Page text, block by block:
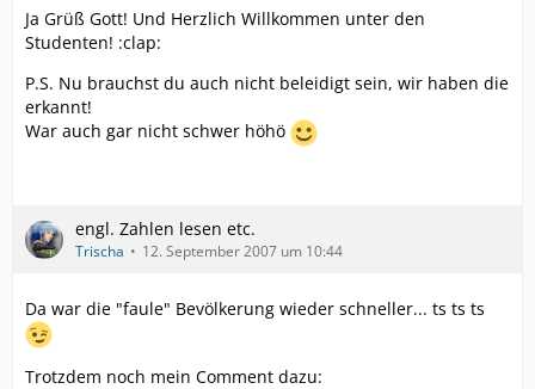
Ja Grüß Gott! Und Herzlich Willkommen unter den
Studenten! :clap:
P.S. Nu brauchst du auch nicht beleidigt sein, wir haben die
erkannt!
War auch gar nicht schwer höhö
engl. Zahlen lesen etc.
Trischa 12. September 2007 um 10:44
Da war die "faule" Bevölkerung wieder schneller... ts ts ts
Trotzdem noch mein Comment dazu: